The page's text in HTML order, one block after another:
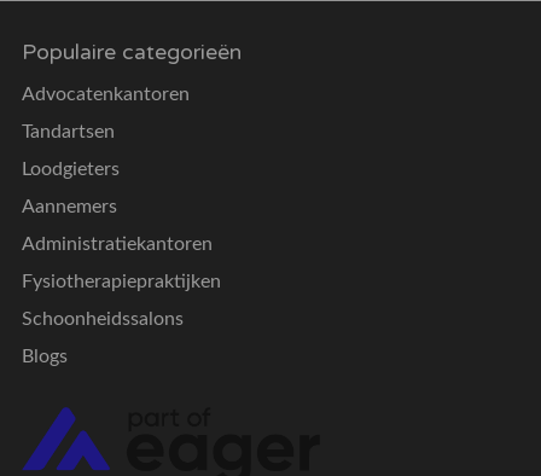
Populaire categorieën
Advocatenkantoren
Tandartsen
Loodgieters
Aannemers
Administratiekantoren
Fysiotherapiepraktijken
Schoonheidssalons
Blogs